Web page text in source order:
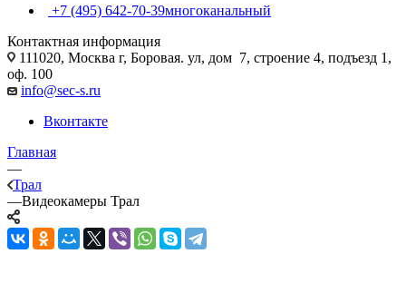
+7 (495) 642-70-39многоканальный
Контактная информация
111020, Москва г, Боровая. ул, дом 7, строение 4, подъезд 1,
оф. 100
info@sec-s.ru
Вконтакте
Главная
—
Трал
—Видеокамеры Трал